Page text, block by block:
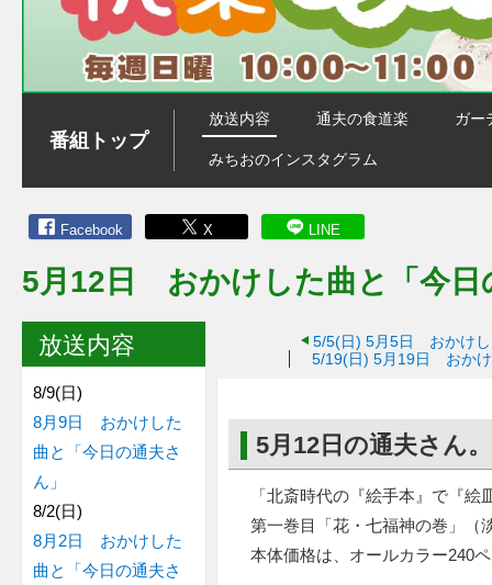
番組トップ
放送内容 通夫の食道楽 ガー
みちおのインスタグラム
Facebook X LINE
5月12日 おかけした曲と「今日
5/5(日) 5月5日 おかけし
5/19(日) 5月19日 おかけ
5月12日の通夫さん。
「北斎時代の『絵手本』で『絵
第一巻目「花・七福神の巻」（
本体価格は、オールカラー240
放送内容
8/9(日)
8月9日 おかけした
曲と「今日の通夫さ
ん」
8/2(日)
8月2日 おかけした
曲と「今日の通夫さ